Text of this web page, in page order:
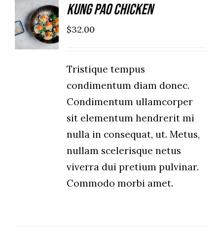
ADD TO
CART
/
DETAILS
Kung Pao Chicken
$32.00
Tristique tempus
condimentum diam donec.
Condimentum ullamcorper
sit elementum hendrerit mi
nulla in consequat, ut. Metus,
nullam scelerisque netus
viverra dui pretium pulvinar.
Commodo morbi amet.